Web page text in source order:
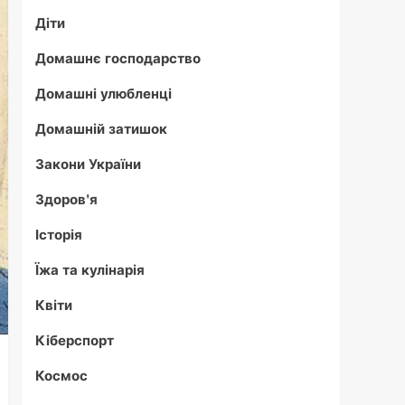
Діти
Домашнє господарство
Домашні улюбленці
Домашній затишок
Закони України
Здоров'я
Історія
Їжа та кулінарія
Квіти
Кіберспорт
Космос